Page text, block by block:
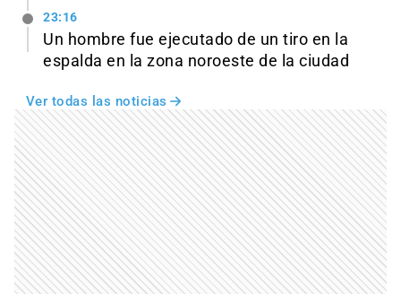
23:16
Un hombre fue ejecutado de un tiro en la
espalda en la zona noroeste de la ciudad
Ver todas las noticias